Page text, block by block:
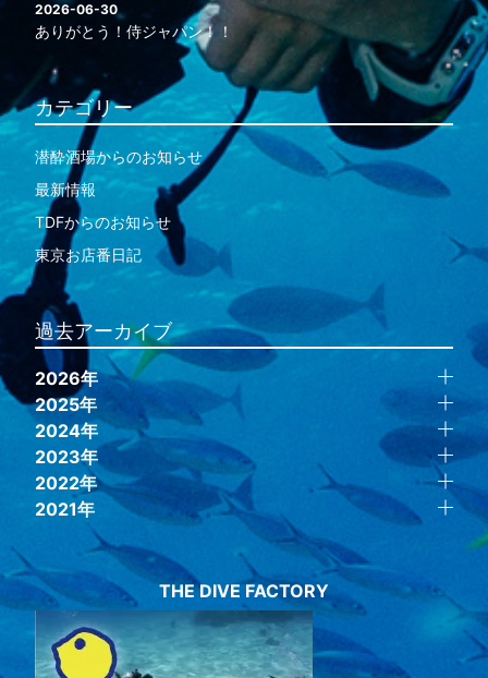
2026-06-30
ありがとう！侍ジャパン！！
カテゴリー
潜酔酒場からのお知らせ
最新情報
TDFからのお知らせ
東京お店番日記
過去アーカイブ
2026年
2025年
2024年
2023年
2022年
2021年
THE DIVE FACTORY